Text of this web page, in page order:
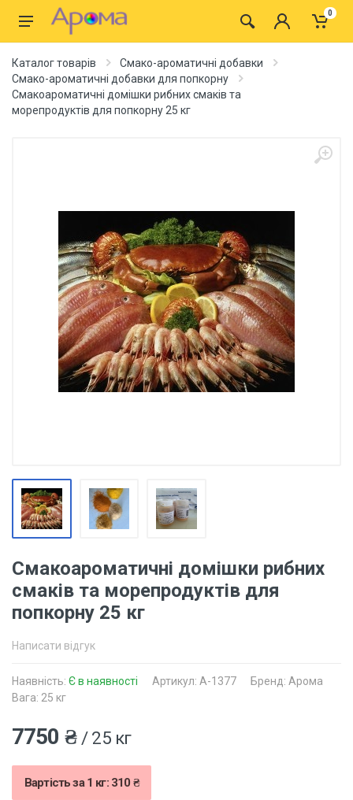
0
Каталог товарів
Смако-ароматичні добавки
Смако-ароматичні добавки для попкорну
Смакоароматичні домішки рибних смаків та
морепродуктів для попкорну 25 кг
Смакоароматичні домішки рибних
смаків та морепродуктів для
попкорну 25 кг
Написати відгук
Наявність: Є в наявності Артикул: A-1377
Бренд: Арома
Вага: 25 кг
7750 ₴ / 25 кг
Вартість за 1 кг: 310 ₴